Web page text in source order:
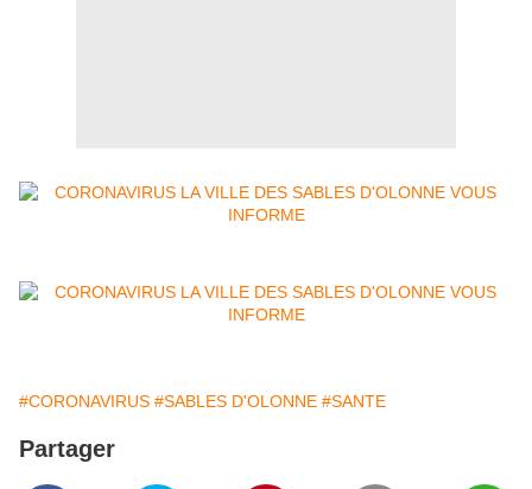
#CORONAVIRUS #SABLES D'OLONNE #SANTE
Partager